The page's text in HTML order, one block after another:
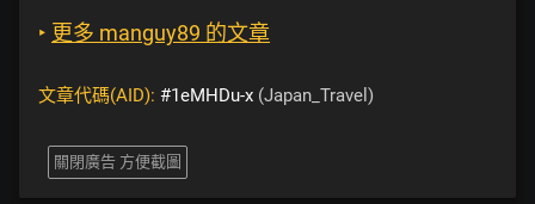
‣ 更多 manguy89 的文章
文章代碼(AID): #1eMHDu-x (Japan_Travel)
關閉廣告 方便截圖